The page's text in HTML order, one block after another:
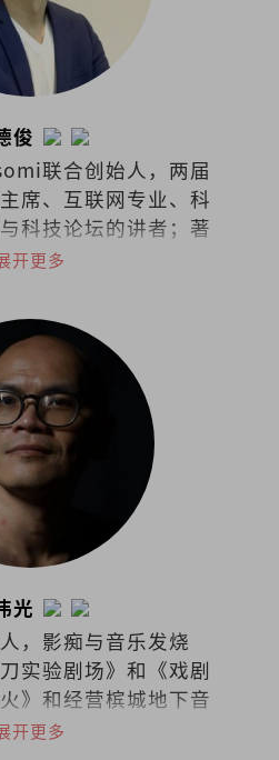
俊
联合创始人，两届
席、互联网专业、科
科技论坛的讲者；著
《数码时代：48个生
开更多
光
，影痴与音乐发烧
实验剧场》和《戏剧
》和经营槟城地下音
。曾任职槟城光明日
开更多